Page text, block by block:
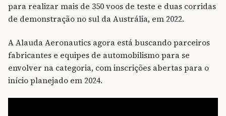
para realizar mais de 350 voos de teste e duas corridas
de demonstração no sul da Austrália, em 2022.
A Alauda Aeronautics agora está buscando parceiros
fabricantes e equipes de automobilismo para se
envolver na categoria, com inscrições abertas para o
início planejado em 2024.